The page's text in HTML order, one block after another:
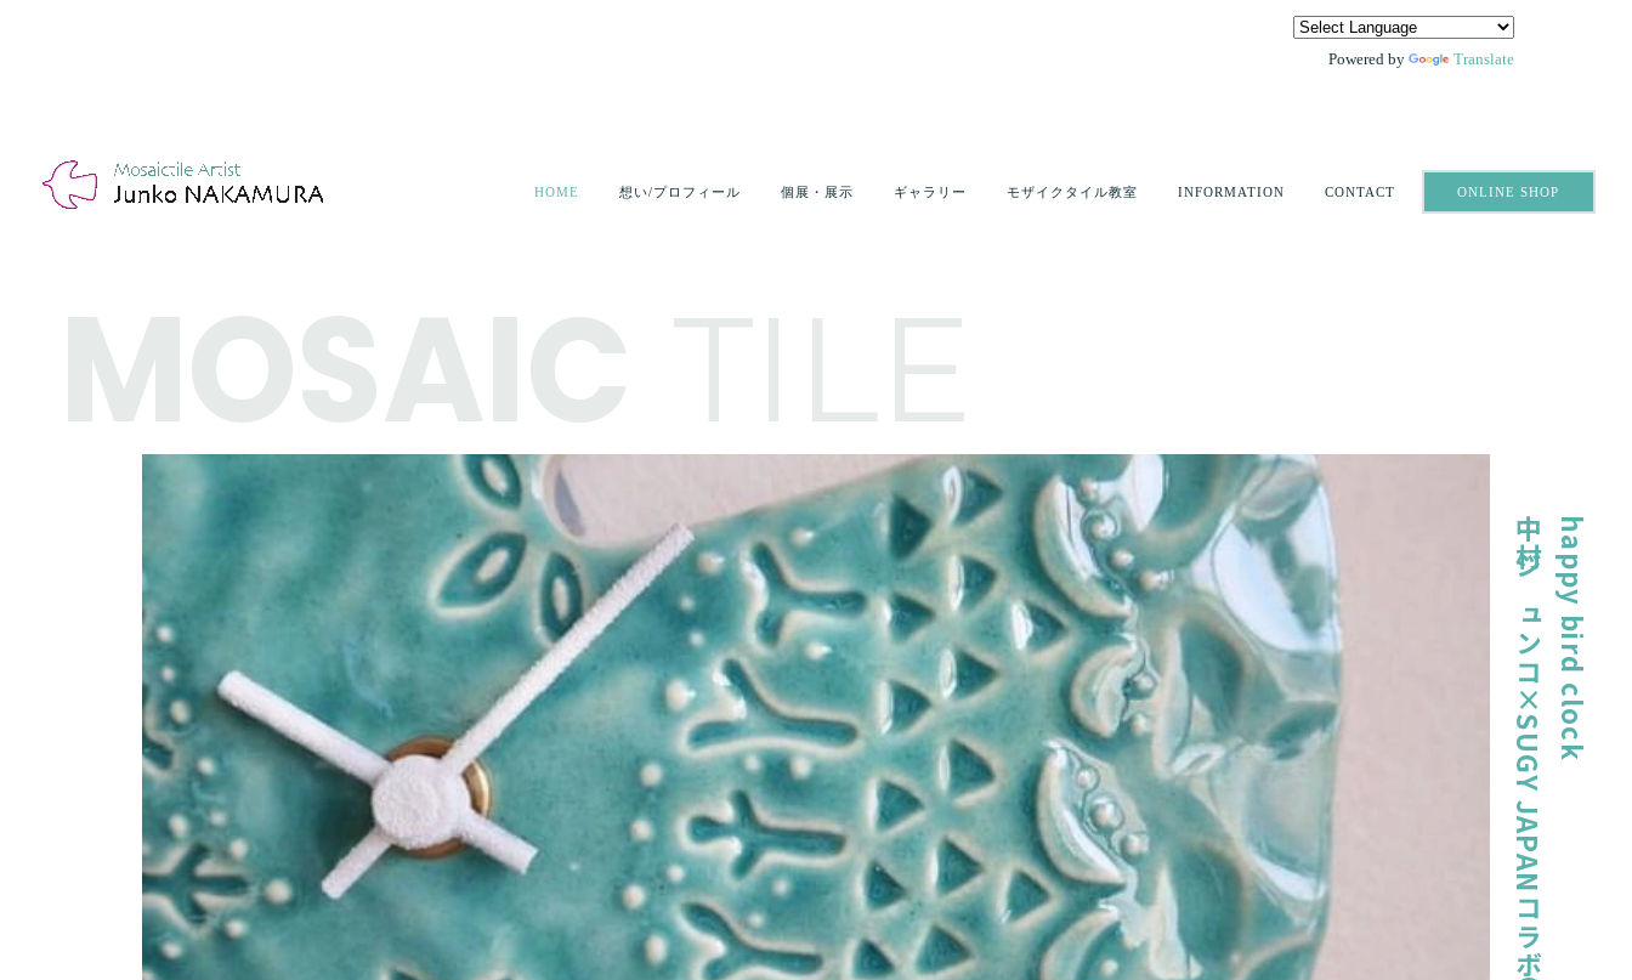
Powered by Translate
HOME 想い/プロフィール 個展・展示 ギャラリー モザイクタイル教室 INFORMATION CONTACT ONLINE SHOP
MOSAIC TILE
happy bird clock
中村ジュンコ×SUGY JAPANコラボ